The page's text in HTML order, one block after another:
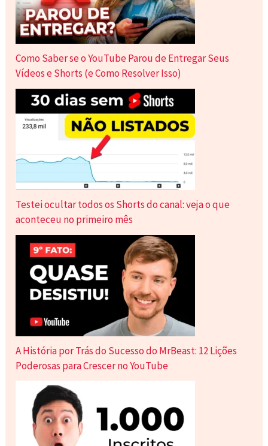
Como Saber se o YouTube Parou de Entregar Seus
Vídeos e Shorts (e Como Resolver Isso)
Testei ocultar todos os Shorts do canal: veja o que
aconteceu no primeiro mês
A História por Trás do Sucesso do MrBeast: 12 Lições
Poderosas para Crescer no YouTube